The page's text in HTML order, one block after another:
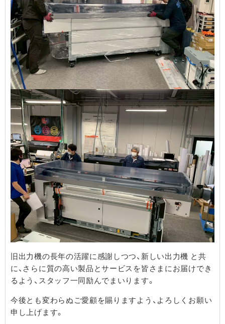
旧出力機の長年の活躍に感謝しつつ、新しい出力機 と共
に、さらに質の高い製品とサービスを皆さまにお届けでき
るよう、スタッフ一同励んでまいります。
今後とも変わらぬご愛顧を賜りますよう、よろしくお願い
申し上げます。